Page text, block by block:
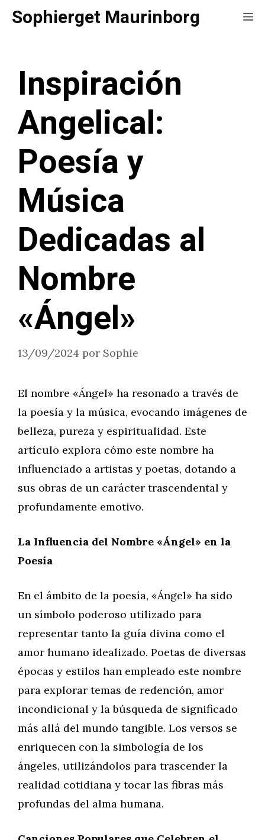
SaltarSophierget Maurinborg
Inspiración
Angelical:
Poesía y
Música
Dedicadas al
Nombre
«Ángel»
13/09/2024 por Sophie
El nombre «Ángel» ha resonado a través de
la poesía y la música, evocando imágenes de
belleza, pureza y espiritualidad. Este
artículo explora cómo este nombre ha
influenciado a artistas y poetas, dotando a
sus obras de un carácter trascendental y
profundamente emotivo.
La Influencia del Nombre «Ángel» en la
Poesía
En el ámbito de la poesía, «Ángel» ha sido
un símbolo poderoso utilizado para
representar tanto la guía divina como el
amor humano idealizado. Poetas de diversas
épocas y estilos han empleado este nombre
para explorar temas de redención, amor
incondicional y la búsqueda de significado
más allá del mundo tangible. Los versos se
enriquecen con la simbología de los
ángeles, utilizándolos para trascender la
realidad cotidiana y tocar las fibras más
profundas del alma humana.